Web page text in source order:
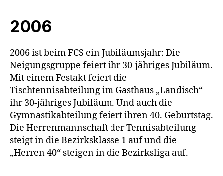
2006
2006 ist beim FCS ein Jubiläumsjahr: Die
Neigungsgruppe feiert ihr 30-jähriges Jubiläum.
Mit einem Festakt feiert die
Tischtennisabteilung im Gasthaus „Landisch“
ihr 30-jähriges Jubiläum. Und auch die
Gymnastikabteilung feiert ihren 40. Geburtstag.
Die Herrenmannschaft der Tennisabteilung
steigt in die Bezirksklasse 1 auf und die
„Herren 40“ steigen in die Bezirksliga auf.